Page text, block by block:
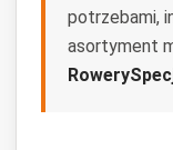
potrzebami,
asortyment